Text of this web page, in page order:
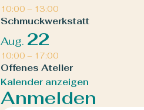
10:00 – 13:00
Schmuckwerkstatt
Aug. 22
10:00 – 17:00
Offenes Atelier
Kalender anzeigen
Anmelden